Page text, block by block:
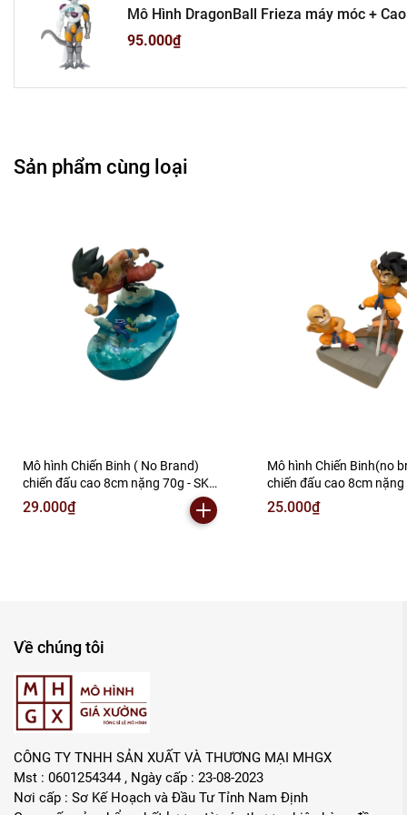
Cửa Hàng
Liên hệ :
Bán
Rất mong hợp tác
Mô Hình DragonBall Frieza máy móc +
màu
95.000₫
Sản phẩm cùng loại
Mô hình Chiến Binh ( No Brand)
chiến đấu cao 8cm nặng 70g - SKU
: DB340 ( VAT : MH001-02 ) - N2-B1-
29.000₫
Mô hình Chiến Binh(no
chiến đấu cao 8cm nặng
DB339 ( VAT : MH001-
25.000₫
Về chúng tôi
CÔNG TY TNHH SẢN XUẤT VÀ THƯƠNG MẠI MHGX
Mst : 0601254344 , Ngày cấp : 23-08-2023
Nơi cấp : Sơ Kế Hoạch và Đầu Tư Tỉnh Nam Định